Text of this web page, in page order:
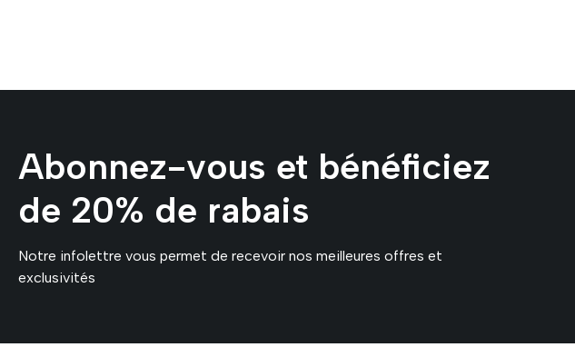
Abonnez-vous et bénéficiez
de 20% de rabais
Notre infolettre vous permet de recevoir nos meilleures offres et
exclusivités